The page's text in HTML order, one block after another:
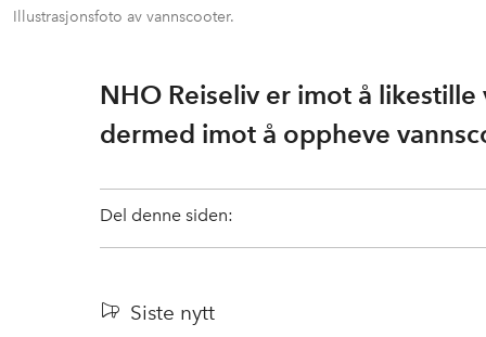
Illustrasjonsfoto av vannscooter.
NHO Reiseliv er imot å
dermed imot å oppheve
Del denne siden:
Siste nytt